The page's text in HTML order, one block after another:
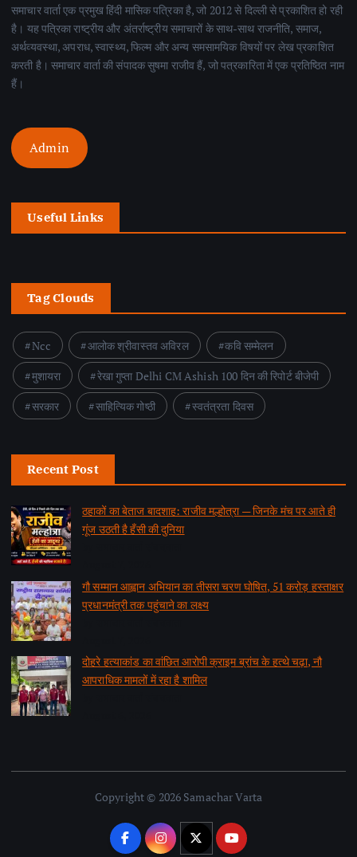
समाचार वार्ता एक प्रमुख हिंदी मासिक पत्रिका है, जो 2012 से दिल्ली से प्रकाशित हो रही
है। यह पत्रिका राष्ट्रीय और अंतर्राष्ट्रीय समाचारों के साथ-साथ राजनीति, समाज,
अर्थव्यवस्था, अपराध, स्वास्थ्य, फिल्म और अन्य समसामयिक विषयों पर लेख प्रकाशित
करती है। समाचार वार्ता की संपादक सुषमा राजीव हैं, जो पत्रकारिता में एक प्रतिष्ठित नाम
हैं।
Admin
Useful Links
Tag Clouds
Ncc आलोक श्रीवास्तव अविरल
कवि सम्मेलन
मुशायरा
रेखा गुप्ता Delhi CM Ashish 100 दिन की रिपोर्ट बीजेपी
सरकार
साहित्यिक गोष्ठी स्वतंत्रता दिवस
Recent Post
ठहाकों का बेताज बादशाह: राजीव मल्होत्रा — जिनके मंच पर आते ही
गूंज उठती है हँसी की दुनिया
गौ सम्मान आह्वान अभियान का तीसरा चरण घोषित, 51 करोड़ हस्ताक्षर
प्रधानमंत्री तक पहुंचाने का लक्ष्य
दोहरे हत्याकांड का वांछित आरोपी क्राइम ब्रांच के हत्थे चढ़ा, नौ
आपराधिक मामलों में रहा है शामिल
Copyright © 2026 Samachar Varta